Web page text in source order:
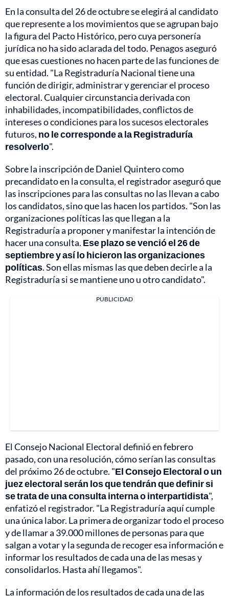
En la consulta del 26 de octubre se elegirá al candidato
que represente a los movimientos que se agrupan bajo
la figura del Pacto Histórico, pero cuya personería
jurídica no ha sido aclarada del todo. Penagos aseguró
que esas cuestiones no hacen parte de las funciones de
su entidad. "La Registraduría Nacional tiene una
función de dirigir, administrar y gerenciar el proceso
electoral. Cualquier circunstancia derivada con
inhabilidades, incompatibilidades, conflictos de
intereses o condiciones para los sucesos electorales
futuros, no le corresponde a la Registraduría
resolverlo".
Sobre la inscripción de Daniel Quintero como
precandidato en la consulta, el registrador aseguró que
las inscripciones para las consultas no las llevan a cabo
los candidatos, sino que las hacen los partidos. "Son las
organizaciones políticas las que llegan a la
Registraduría a proponer y manifestar la intención de
hacer una consulta. Ese plazo se venció el 26 de
septiembre y así lo hicieron las organizaciones
políticas. Son ellas mismas las que deben decirle a la
Registraduría si se mantiene uno u otro candidato".
PUBLICIDAD
El Consejo Nacional Electoral definió en febrero
pasado, con una resolución, cómo serían las consultas
del próximo 26 de octubre. "El Consejo Electoral o un
juez electoral serán los que tendrán que definir si
se trata de una consulta interna o interpartidista",
enfatizó el registrador. "La Registraduría aquí cumple
una única labor. La primera de organizar todo el proceso
y de llamar a 39.000 millones de personas para que
salgan a votar y la segunda de recoger esa información e
informar los resultados de cada una de las mesas y
consolidarlos. Hasta ahí llegamos".
La información de los resultados de cada una de las